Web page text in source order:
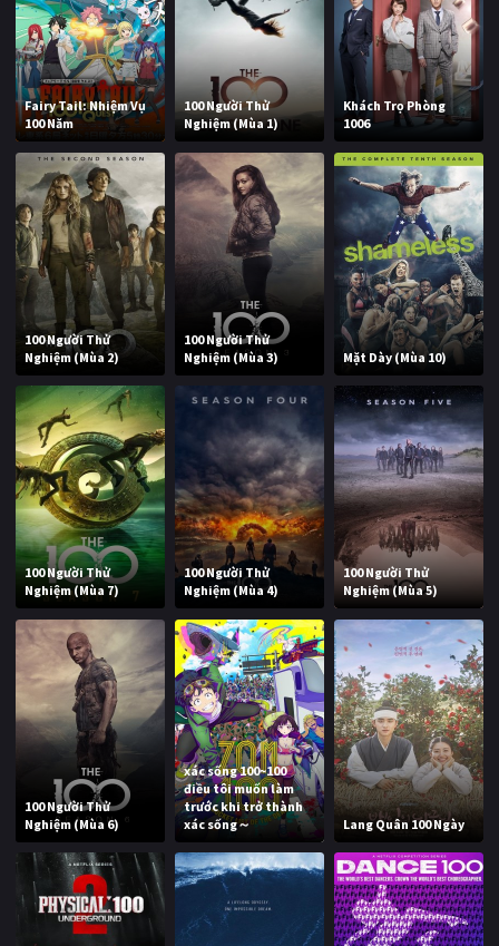
Fairy Tail: Nhiệm Vụ
100 Năm
100 Người Thử
Nghiệm (Mùa 1)
Khách Trọ Phòng
1006
100 Người Thử
Nghiệm (Mùa 2)
100 Người Thử
Nghiệm (Mùa 3)
Mặt Dày (Mùa 10)
100 Người Thử
Nghiệm (Mùa 7)
100 Người Thử
Nghiệm (Mùa 4)
100 Người Thử
Nghiệm (Mùa 5)
100 Người Thử
Nghiệm (Mùa 6)
xác sống 100~100
điều tôi muốn làm
trước khi trở thành
xác sống～
Lang Quân 100 Ngày